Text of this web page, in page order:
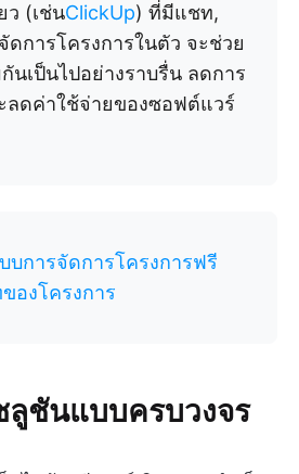
ว (เช่นClickUp) ที่มีแชท,
ดการโครงการในตัว จะช่วย
นเป็นไปอย่างราบรื่น ลดการ
ลดค่าใช้จ่ายของซอฟต์แวร์
บการจัดการโครงการฟรี
องโครงการ
ลูชันแบบครบวงจร